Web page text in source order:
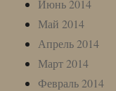
Июнь 2014
Май 2014
Апрель 2014
Март 2014
Февраль 2014